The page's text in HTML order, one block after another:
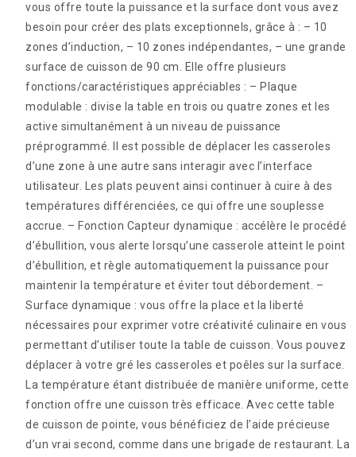
vous offre toute la puissance et la surface dont vous avez
besoin pour créer des plats exceptionnels, grâce à : – 10
zones d’induction, – 10 zones indépendantes, – une grande
surface de cuisson de 90 cm. Elle offre plusieurs
fonctions/caractéristiques appréciables : – Plaque
modulable : divise la table en trois ou quatre zones et les
active simultanément à un niveau de puissance
préprogrammé.
Il est possible de déplacer les casseroles
d’une zone à une autre sans interagir avec l’interface
utilisateur. Les plats peuvent ainsi continuer à cuire à des
températures différenciées, ce qui offre une souplesse
accrue. – Fonction Capteur dynamique : accélère le procédé
d’ébullition, vous alerte lorsqu’une casserole atteint le point
d’ébullition, et règle automatiquement la puissance pour
maintenir la température et éviter tout débordement. –
Surface dynamique : vous offre la place et la liberté
nécessaires pour exprimer votre créativité culinaire en vous
permettant d’utiliser toute la table de cuisson. Vous pouvez
déplacer à votre gré les casseroles et poêles sur la surface.
La température étant distribuée de manière uniforme, cette
fonction offre une cuisson très efficace. Avec cette table
de cuisson de pointe, vous bénéficiez de l’aide précieuse
d’un vrai second, comme dans une brigade de restaurant. La